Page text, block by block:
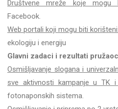
Društvene mreže koje mogu
Facebook.
Web portali koji mogu biti korišteni:
ekologiju i energiju
Glavni zadaci i rezultati
Osmišljavanje slogana i
sve aktivnosti kampanje u TK
fotonaponskih sistema.